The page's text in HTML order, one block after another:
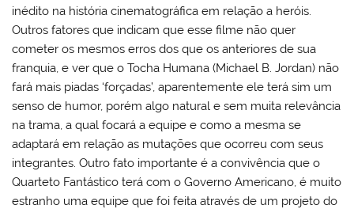
inédito na história cinematográfica em relação a heróis.
Outros fatores que indicam que esse filme não quer
cometer os mesmos erros dos que os anteriores de sua
franquia, e ver que o Tocha Humana (Michael B. Jordan) não
fará mais piadas ‘forçadas’, aparentemente ele terá sim um
senso de humor, porém algo natural e sem muita relevância
na trama, a qual focará a equipe e como a mesma se
adaptará em relação as mutações que ocorreu com seus
integrantes. Outro fato importante é a convivência que o
Quarteto Fantástico terá com o Governo Americano, é muito
estranho uma equipe que foi feita através de um projeto do